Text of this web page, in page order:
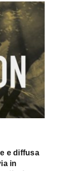
e diffusa
in